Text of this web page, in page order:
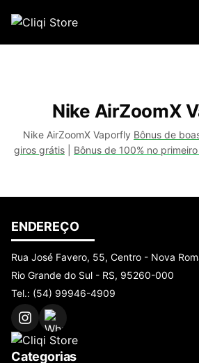
Nike AirZoomX
Nike AirZoomX Vaporfly Bônus de
giros grátis
Bônus de 100% no
ENDEREÇO
Rua José Favero, 55, Centro - Nova
Rio Grande do Sul - RS, 95260-000
Tel.: (54) 99946-4909
Categorias